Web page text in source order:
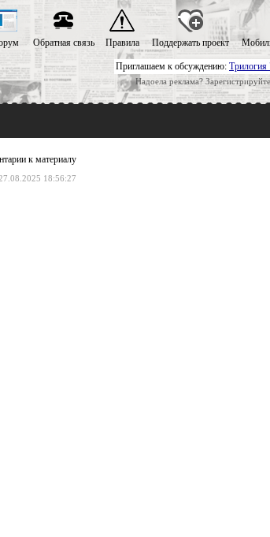
Приглашаем к обсуждению:
Надоела реклама?
Обратная связь Правила Поддержать проект
к материалу
18:56:27